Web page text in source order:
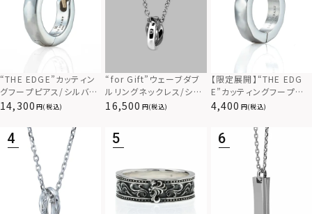
“THE EDGE”カッティン
グフープピアス/シルバー
925
14,300 (税込)
“for Gift”ウェーブダブ
ルリングネックレス/シル
バー×ブラック/シルバー
16,500 (税込)
【限定展開】“THE EDG
E”カッティングフープピ
アス/サージカルステンレ
4,400 (税込)